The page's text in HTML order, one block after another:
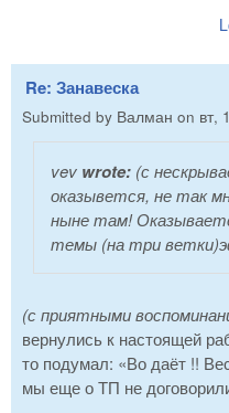
Re: Занавеска
Submitted by Валман on вт,
vev wrote: (с
оказывется, не так
ныне там!
темы (на три
(с приятными
вернулись к настоящей
то подумал: «Во даёт !!
мы еще о ТП не